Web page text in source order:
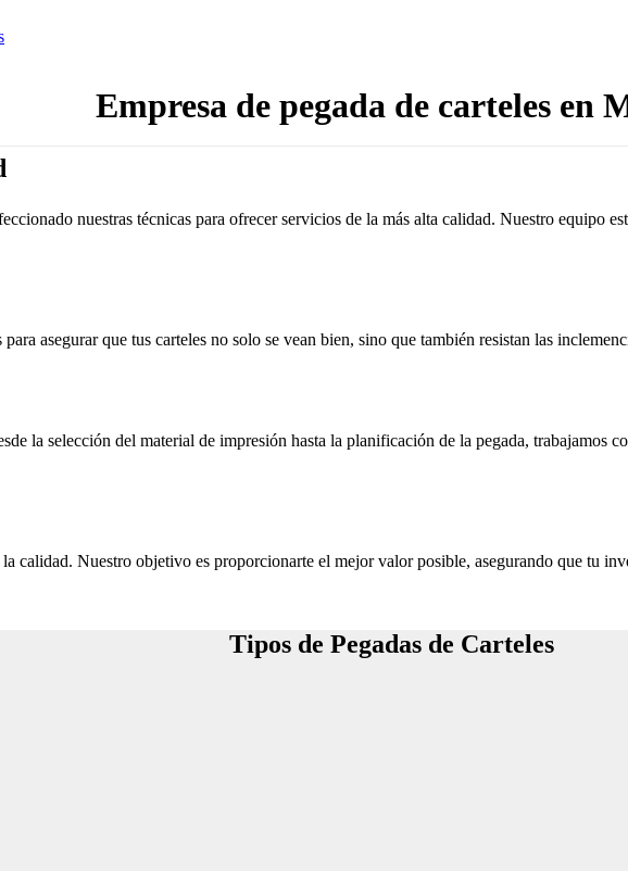
Empresa de pegada de carteles en
nuestras técnicas para ofrecer servicios de la más alta calidad. Nuestro equipo
asegurar que tus carteles no solo se vean bien, sino que también resistan las
la selección del material de impresión hasta la planificación de la pegada, trabajamos
calidad. Nuestro objetivo es proporcionarte el mejor valor posible, asegurando que tu
Tipos de Pegadas de Carteles